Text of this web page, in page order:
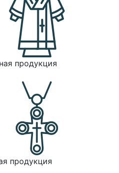
продукция
продукция